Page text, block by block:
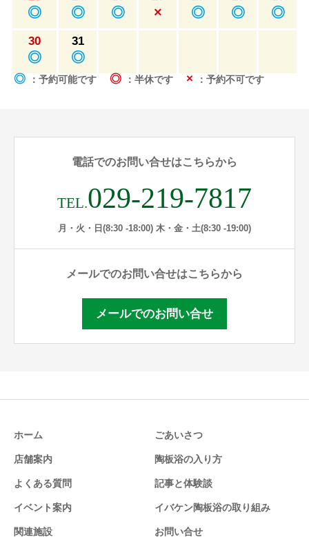
◎ ◎ ◎ × ◎ ◎ ◎
30
◎
31
◎
◎ ：予約可能です ◎ ：半休です × ：予約不可です
電話でのお問い合せはこちらから
TEL.029-219-7817
月・火・日(8:30 -18:00) 木・金・土(8:30 -19:00)
メールでのお問い合せはこちらから
メールでのお問い合せ
ホーム ごあいさつ
店舗案内 陶板浴の入り方
よくある質問 記事と体験談
イベント案内 イバケン陶板浴の取り組み
関連施設 お問い合せ